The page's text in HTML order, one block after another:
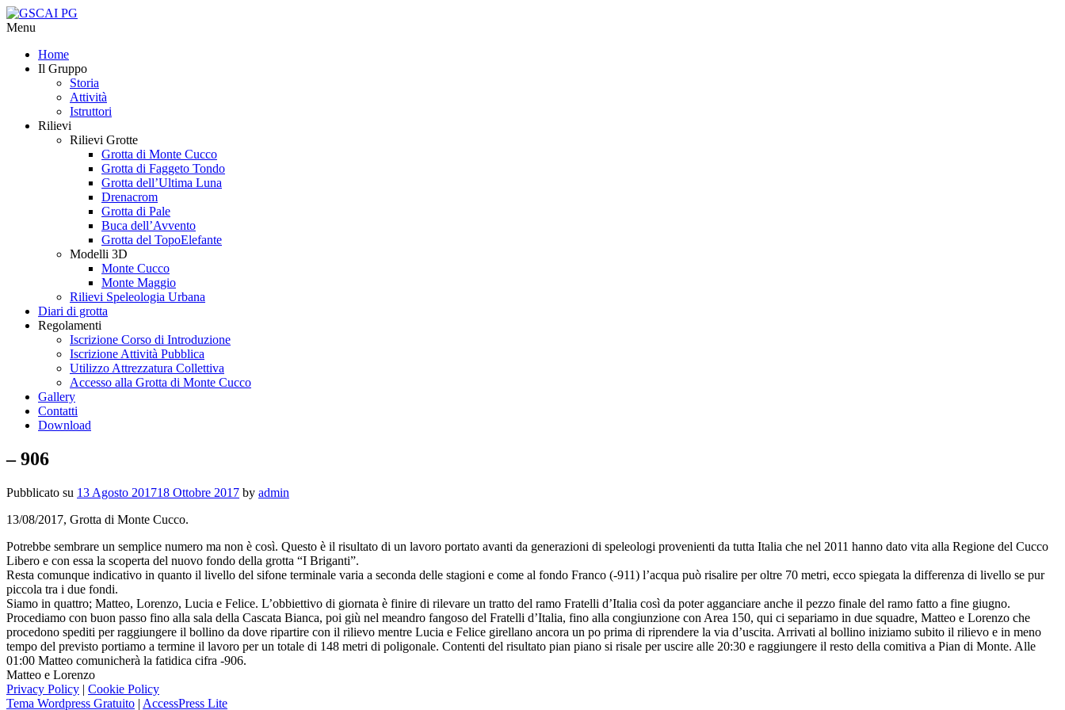
Menu
Home
Il Gruppo
Storia
Attività
Istruttori
Rilievi
Rilievi Grotte
Grotta di Monte Cucco
Grotta di Faggeto Tondo
Grotta dell’Ultima Luna
Drenacrom
Grotta di Pale
Buca dell’Avvento
Grotta del TopoElefante
Modelli 3D
Monte Cucco
Monte Maggio
Rilievi Speleologia Urbana
Diari di grotta
Regolamenti
Iscrizione Corso di Introduzione
Iscrizione Attività Pubblica
Utilizzo Attrezzatura Collettiva
Accesso alla Grotta di Monte Cucco
Gallery
Contatti
Download
– 906
Pubblicato su 13 Agosto 201718 Ottobre 2017 by admin
13/08/2017, Grotta di Monte Cucco.
Potrebbe sembrare un semplice numero ma non è così. Questo è il risultato di un lavoro portato avanti da generazioni di speleologi provenienti da tutta Italia che nel 2011 hanno dato vita alla Regione del Cucco
Libero e con essa la scoperta del nuovo fondo della grotta “I Briganti”.
Resta comunque indicativo in quanto il livello del sifone terminale varia a seconda delle stagioni e come al fondo Franco (-911) l’acqua può risalire per oltre 70 metri, ecco spiegata la differenza di livello se pur
piccola tra i due fondi.
Siamo in quattro; Matteo, Lorenzo, Lucia e Felice. L’obbiettivo di giornata è finire di rilevare un tratto del ramo Fratelli d’Italia così da poter agganciare anche il pezzo finale del ramo fatto a fine giugno.
Procediamo con buon passo fino alla sala della Cascata Bianca, poi giù nel meandro fangoso del Fratelli d’Italia, fino alla congiunzione con Area 150, qui ci separiamo in due squadre, Matteo e Lorenzo che
procedono spediti per raggiungere il bollino da dove ripartire con il rilievo mentre Lucia e Felice girellano ancora un po prima di riprendere la via d’uscita. Arrivati al bollino iniziamo subito il rilievo e in meno
tempo del previsto portiamo a termine il lavoro per un totale di 148 metri di poligonale. Contenti del risultato pian piano si risale per uscire alle 20:30 e raggiungere il resto della comitiva a Pian di Monte. Alle
01:00 Matteo comunicherà la fatidica cifra -906.
Matteo e Lorenzo
Privacy Policy | Cookie Policy
Tema Wordpress Gratuito | AccessPress Lite